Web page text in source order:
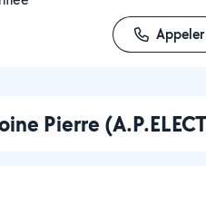
Appeler
Pierre